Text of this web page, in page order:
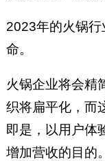
2023年的火锅行
命。
火锅企业将会精
织将扁平化，而
即是，以用户体
增加营收的目的。